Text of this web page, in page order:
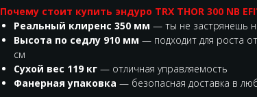
Почему стоит купить эндуро TRX THOR 300 NB
Реальный клиренс 350 мм — ты не застрянешь
Высота по седлу 910 мм — подходит для роста
см
Сухой вес 119 кг — отличная управляемость
Фанерная упаковка — безопасная доставка в